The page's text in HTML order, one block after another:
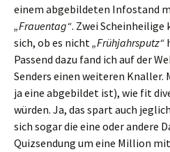
einem abgebildeten Infostand
„Frauentag“. Zwei
sich, ob es nicht„Frühjahrsputz“
Passend dazu fand ich auf der
Senders einen weiteren Knaller.
ja eine abgebildet ist), wie fit
würden. Ja, das spart auch
sich sogar die eine oder andere
Quizsendung um eine Million